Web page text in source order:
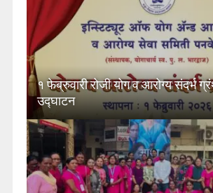
१ फेब्रुवारी रोजी योग व आरोग्य संदर्भ
उद्घाटन